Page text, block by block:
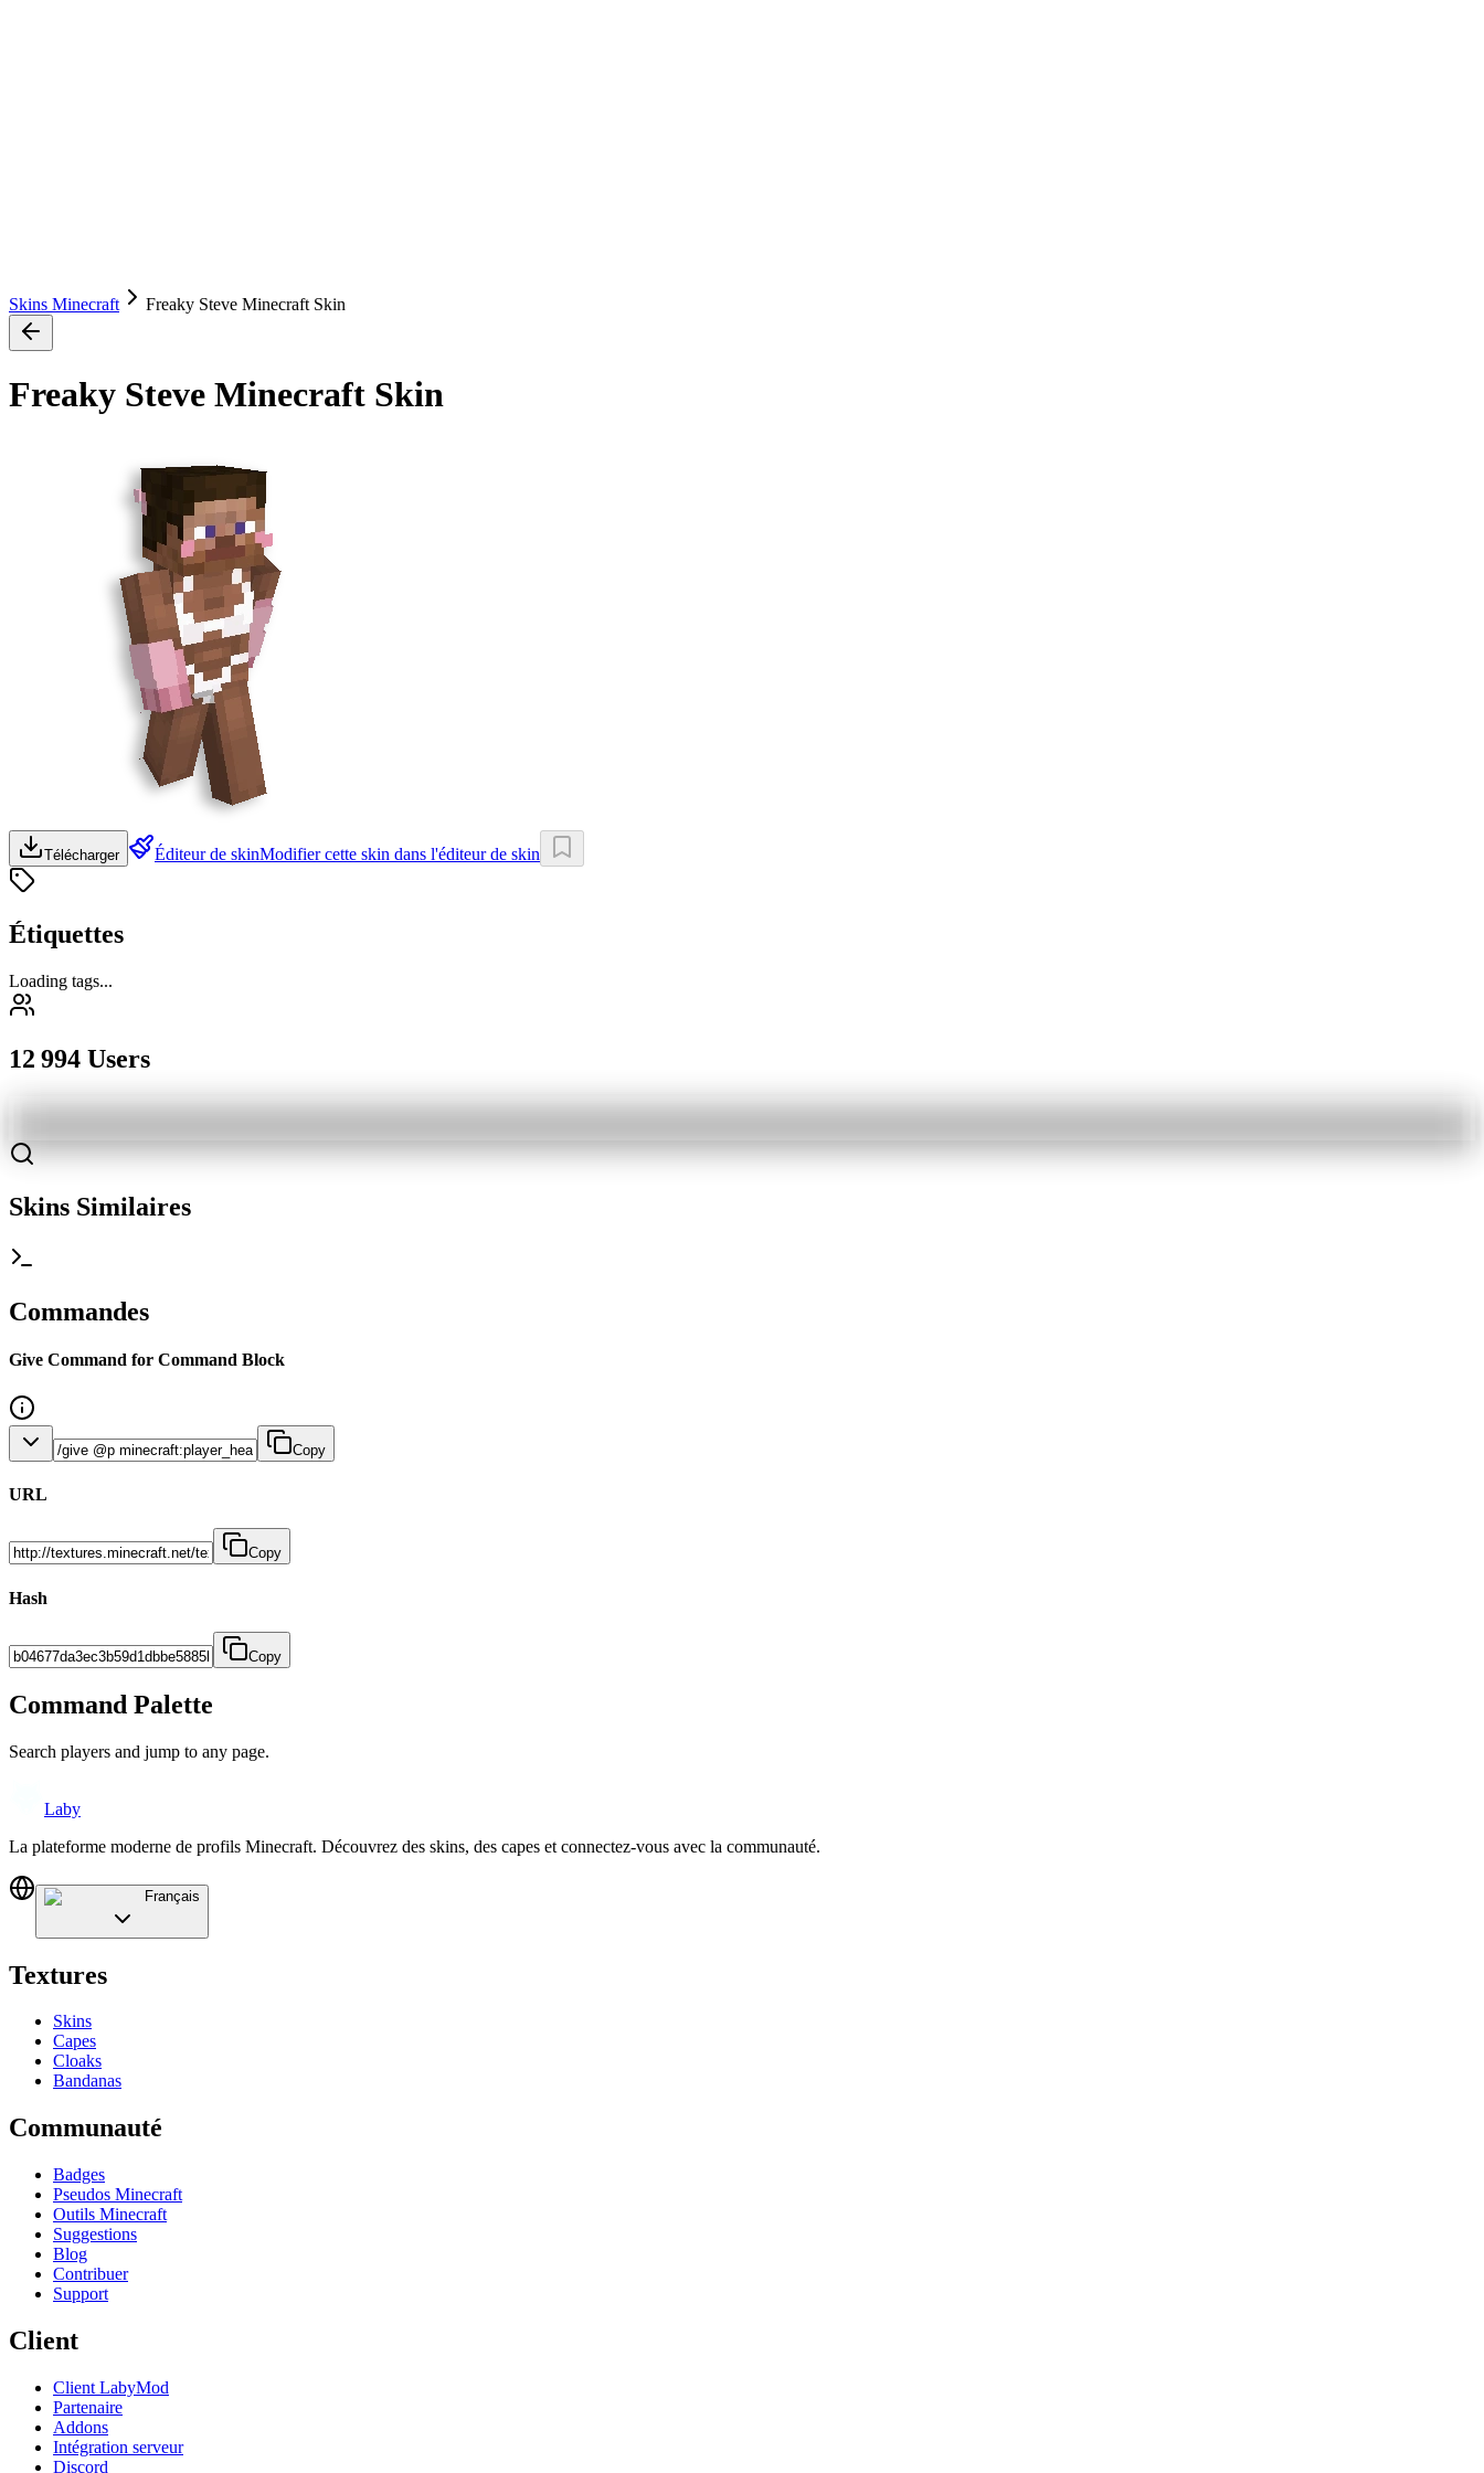
Skins Minecraft Freaky Steve Minecraft Skin
Freaky Steve Minecraft Skin
Télécharger Éditeur de skinModifier cette skin dans l'éditeur de skin
Étiquettes
Loading tags...
12 994 Users
Skins Similaires
Commandes
Give Command for Command Block
Copy
URL
Copy
Hash
Copy
Command Palette
Search players and jump to any page.
Laby
La plateforme moderne de profils Minecraft. Découvrez des skins, des capes et connectez-vous avec la communauté.
Français
Textures
Skins
Capes
Cloaks
Bandanas
Communauté
Badges
Pseudos Minecraft
Outils Minecraft
Suggestions
Blog
Contribuer
Support
Client
Client LabyMod
Partenaire
Addons
Intégration serveur
Discord